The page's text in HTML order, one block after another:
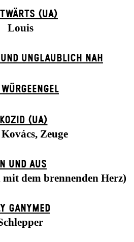
(UA)
Louis
UNGLAUBLICH NAH
WÜR­GE­ENG­EL
(UA)
Zeuge
UND AUS
dem brennenden Herz)
GANYMED